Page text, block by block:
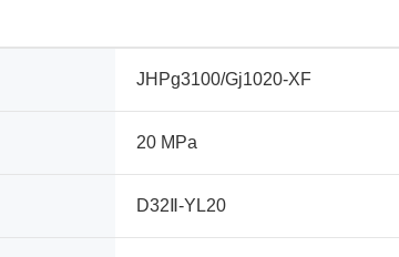
JHPg3100/Gj1020-XF
20 MPa
D32Ⅱ-YL20